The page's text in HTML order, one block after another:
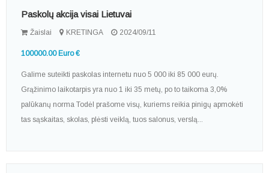
Paskolų akcija visai Lietuvai
Žaislai KRETINGA 2024/09/11
100000.00 Euro €
Galime suteikti paskolas internetu nuo 5 000 iki 85 000 eurų.
Grąžinimo laikotarpis yra nuo 1 iki 35 metų, po to taikoma 3,0%
palūkanų norma Todėl prašome visų, kuriems reikia pinigų apmokėti
tas sąskaitas, skolas, plėsti veiklą, tuos salonus, verslą...